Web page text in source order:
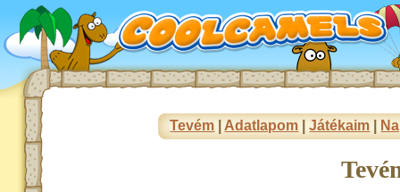
Tevém Adatlapom |Játékaim